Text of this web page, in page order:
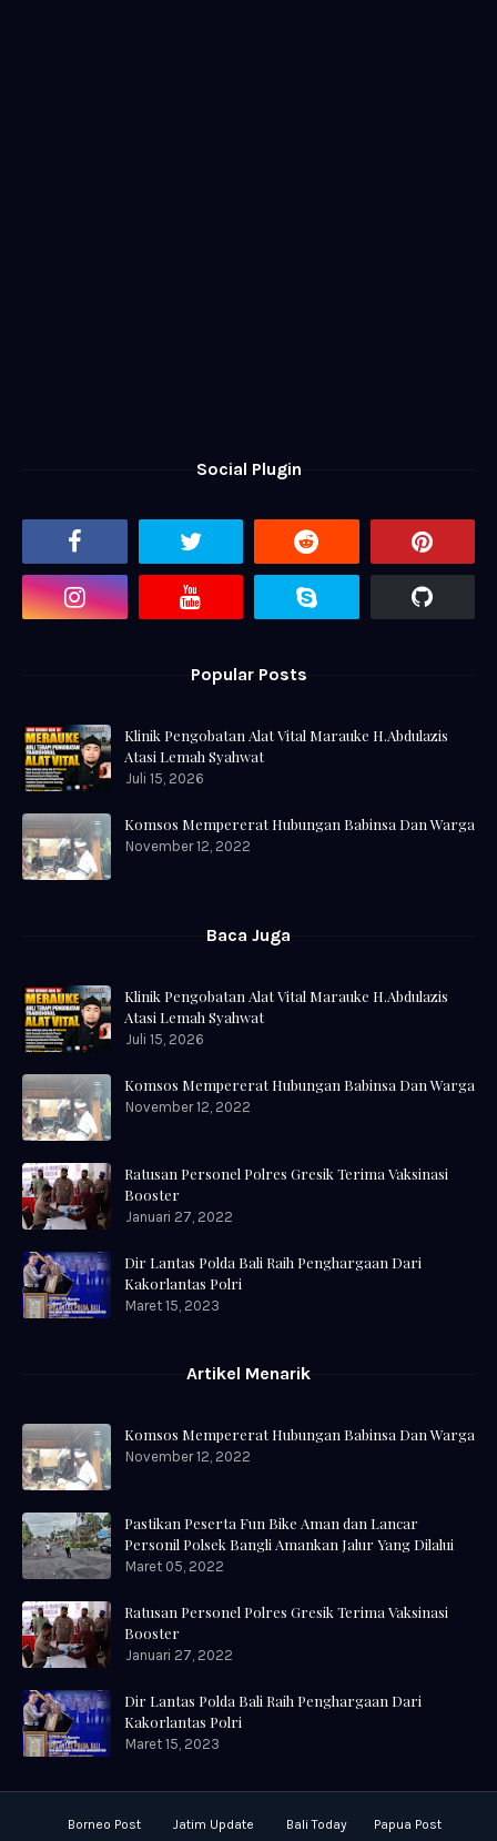
Social Plugin
Popular Posts
Klinik Pengobatan Alat Vital Marauke H.Abdulazis
Atasi Lemah Syahwat
Juli 15, 2026
Komsos Mempererat Hubungan Babinsa Dan Warga
November 12, 2022
Baca Juga
Klinik Pengobatan Alat Vital Marauke H.Abdulazis
Atasi Lemah Syahwat
Juli 15, 2026
Komsos Mempererat Hubungan Babinsa Dan Warga
November 12, 2022
Ratusan Personel Polres Gresik Terima Vaksinasi
Booster
Januari 27, 2022
Dir Lantas Polda Bali Raih Penghargaan Dari
Kakorlantas Polri
Maret 15, 2023
Artikel Menarik
Komsos Mempererat Hubungan Babinsa Dan Warga
November 12, 2022
Pastikan Peserta Fun Bike Aman dan Lancar
Personil Polsek Bangli Amankan Jalur Yang Dilalui
Maret 05, 2022
Ratusan Personel Polres Gresik Terima Vaksinasi
Booster
Januari 27, 2022
Dir Lantas Polda Bali Raih Penghargaan Dari
Kakorlantas Polri
Maret 15, 2023
Borneo Post Jatim Update Bali Today Papua Post